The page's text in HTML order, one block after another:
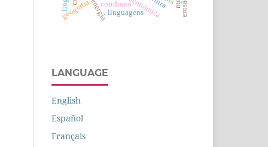
cotidiano
geografia erosão
linguagens
LANGUAGE
English
Español
Français